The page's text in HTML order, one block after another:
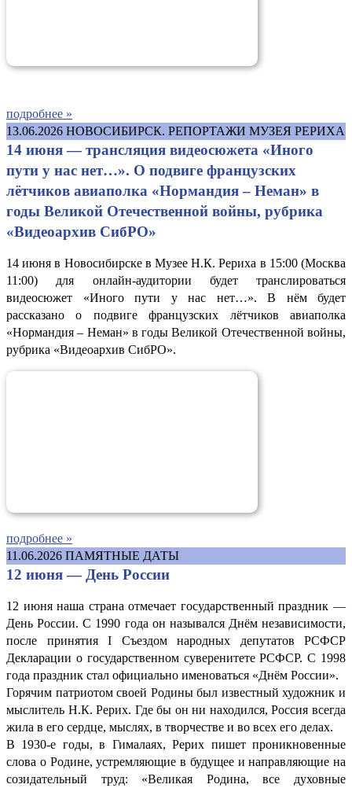
подробнее »
13.06.2026 НОВОСИБИРСК. РЕПОРТАЖИ МУЗЕЯ РЕРИХА
14 июня — трансляция видеосюжета «Иного
пути у нас нет…». О подвиге французских
лётчиков авиаполка «Нормандия – Неман» в
годы Великой Отечественной войны, рубрика
«Видеоархив СибРО»
14 июня в Новосибирске в Музее Н.К. Рериха в 15:00 (Москва
11:00) для онлайн-аудитории будет транслироваться
видеосюжет «Иного пути у нас нет…». В нём будет
рассказано о подвиге французских лётчиков авиаполка
«Нормандия – Неман» в годы Великой Отечественной войны,
рубрика «Видеоархив СибРО».
подробнее »
11.06.2026 ПАМЯТНЫЕ ДАТЫ
12 июня — День России
12 июня наша страна отмечает государственный праздник —
День России. С 1990 года он назывался Днём независимости,
после принятия I Съездом народных депутатов РСФСР
Декларации о государственном суверенитете РСФСР. С 1998
года праздник стал официально именоваться «Днём России».
Горячим патриотом своей Родины был известный художник и
мыслитель Н.К. Рерих. Где бы он ни находился, Россия всегда
жила в его сердце, мыслях, в творчестве и во всех его делах.
В 1930-е годы, в Гималаях, Рерих пишет проникновенные
слова о Родине, устремляющие в будущее и направляющие на
созидательный труд: «Великая Родина, все духовные